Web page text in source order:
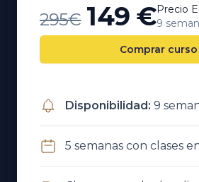
295€ 149 €Precio
9
Comprar curso
Disponibilidad: 9
5 semanas con clases